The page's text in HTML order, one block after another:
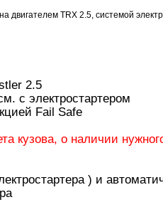
TRX 2.5, системой
2.5
с электростартером
Fail Safe
кузова, о наличии
) и